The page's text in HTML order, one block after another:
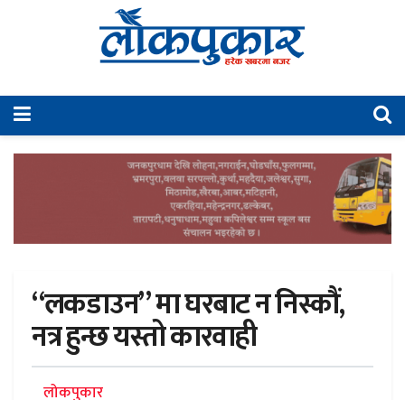
“लकडाउन” मा घरबाट न निस्कौं,
नत्र हुन्छ यस्तो कारवाही
लोकपुकार